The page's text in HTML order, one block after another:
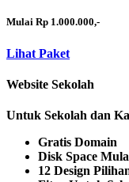
Mulai Rp 1.000.000,-
Lihat Paket
Website Sekolah
Untuk Sekolah dan
Gratis Domain
Disk Space
12 Design